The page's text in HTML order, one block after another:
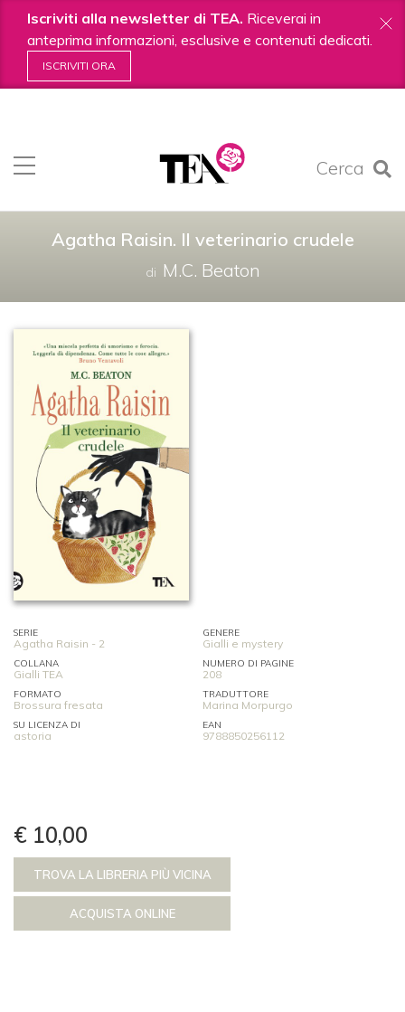
Iscriviti alla newsletter di TEA. Riceverai in
anteprima informazioni, esclusive e contenuti dedicati.
ISCRIVITI ORA
Cerca
contenuti.
|
Agatha Raisin. Il veterinario crudele
di M.C. Beaton
SERIE
Agatha Raisin - 2
GENERE
Gialli e mystery
COLLANA
Gialli TEA
NUMERO DI PAGINE
208
FORMATO
Brossura fresata
TRADUTTORE
Marina Morpurgo
SU LICENZA DI
astoria
EAN
9788850256112
€ 10,00
TROVA LA LIBRERIA PIÙ VICINA
ACQUISTA ONLINE